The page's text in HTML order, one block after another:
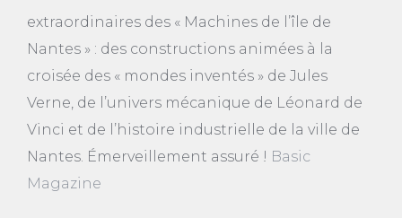
extraordinaires des « Machines de l’île de
Nantes » : des constructions animées à la
croisée des « mondes inventés » de Jules
Verne, de l’univers mécanique de Léonard de
Vinci et de l’histoire industrielle de la ville de
Nantes. Émerveillement assuré ! Basic
Magazine